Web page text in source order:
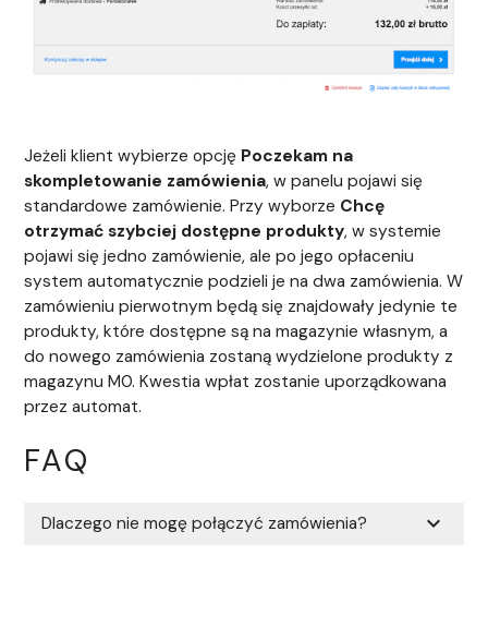
Jeżeli klient wybierze opcję Poczekam na
skompletowanie zamówienia, w panelu pojawi się
standardowe zamówienie. Przy wyborze Chcę
otrzymać szybciej dostępne produkty, w systemie
pojawi się jedno zamówienie, ale po jego opłaceniu
system automatycznie podzieli je na dwa zamówienia. W
zamówieniu pierwotnym będą się znajdowały jedynie te
produkty, które dostępne są na magazynie własnym, a
do nowego zamówienia zostaną wydzielone produkty z
magazynu M0. Kwestia wpłat zostanie uporządkowana
przez automat.
FAQ
Dlaczego nie mogę połączyć zamówienia? expand_more